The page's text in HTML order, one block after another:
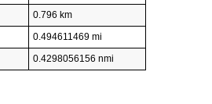
0.796 km
0.494611469 mi
0.4298056156 nmi